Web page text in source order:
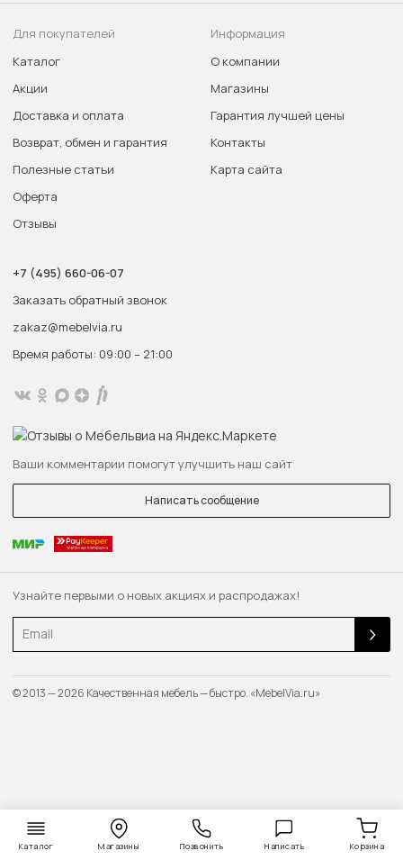
Узнайте первыми о новых акциях и распродажах!
Email
Для покупателей
Каталог
Акции
Доставка и оплата
Возврат, обмен и гарантия
Полезные статьи
Оферта
Отзывы
Информация
О компании
Магазины
Гарантия лучшей цены
Контакты
Карта сайта
+7 (495) 660-06-07
Заказать обратный звонок
zakaz@mebelvia.ru
Время работы: 09:00 – 21:00
Ваши комментарии помогут улучшить наш сайт
Написать сообщение
© 2013 — 2026 Качественная мебель — быстро. «MebelVia.ru»
Каталог Магазины Позвонить Написать Корзина